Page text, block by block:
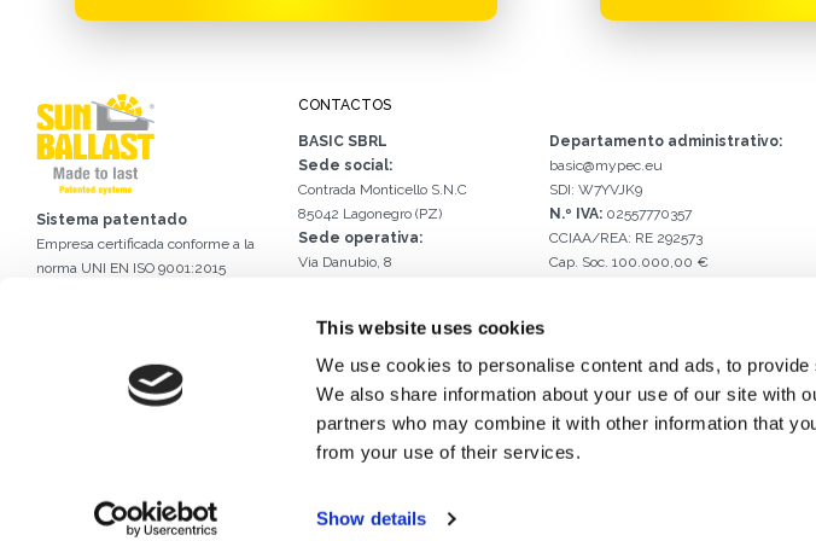
This website uses cookies
We use cookies to personalise content and ads, to
We also share information about your use of our site with
partners who may combine it with other information that
from your use of their services.
Show details
Sistema patentado
Empresa certificada conforme a la
norma UNI EN ISO 9001:2015
CONTACTOS
BASIC SBRL
Sede social:
Contrada Monticello S.N.C
85042 Lagonegro (PZ)
Sede operativa:
Via Danubio, 8
Email.info@sunballast.com
Escríbenos a WhatsApp
Departamento administrativo:
basic@mypec.eu
SDI: W7YVJK9
N.º IVA:02557770357
CCIAA/REA: RE 292573
Cap. Soc. 100.000,00 €